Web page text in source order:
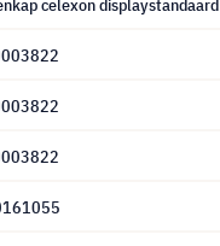
celexon displaystandaard